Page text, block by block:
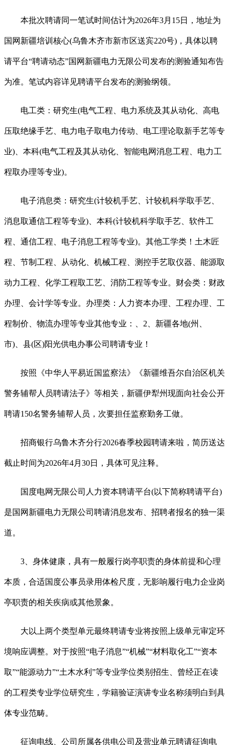
本批次聘请同一笔试时间估计为2026年3月15日，地址为
国网新疆培训核心(乌鲁木齐市新市区送宾220号)，具体以聘
请平台“聘请动态”国网新疆电力无限公司发布的测验通知布告
为准。笔试内容详见聘请平台发布的测验纲领。
电工类：研究生(电气工程、电力系统及其从动化、高电
压取绝缘手艺、电力电子取电力传动、电工理论取新手艺等专
业)、本科(电气工程及其从动化、智能电网消息工程、电力工
程取办理等专业)。
电子消息类：研究生(计较机手艺、计较机科学取手艺、
消息取通信工程等专业)、本科(计较机科学取手艺、软件工
程、通信工程、电子消息工程等专业)。其他工学类！土木匠
程、节制工程、从动化、机械工程、测控手艺取仪器、能源取
动力工程、化学工程取工艺、消防工程等专业。财会类：财政
办理、会计学等专业。办理类：人力资本办理、工程办理、工
程制价、物流办理等专业其他专业：、2、新疆各地(州、
市)、县(区)阳光供电办事公司聘请专业！
按照《中华人平易近国监察法》《新疆维吾尔自治区机关
警务辅帮人员聘请法子》等相关，新疆伊犁州现面向社会公开
聘请150名警务辅帮人员，次要担任监察勤务工做。
招商银行乌鲁木齐分行2026春季校园聘请来啦，简历送达
截止时间为2026年4月30日，具体可见注释。
国度电网无限公司人力资本聘请平台(以下简称聘请平台)
是国网新疆电力无限公司聘请消息发布、招聘者报名的独一渠
道。
3、身体健康，具有一般履行岗亭职责的身体前提和心理
本质，合适国度公事员录用体检尺度，无影响履行电力企业岗
亭职责的相关疾病或其他景象。
大以上两个类型单元最终聘请专业将按照上级单元审定环
境响应调整。对于按照“电子消息”“机械”“材料取化工”“资本
取”“能源动力”“土木水利”等专业学位类别招生、曾经正在读
的工程类专业学位研究生，学籍验证演讲专业名称须明白到具
体专业范畴。
征询电线、公司所属各供电公司及营业单元聘请征询电